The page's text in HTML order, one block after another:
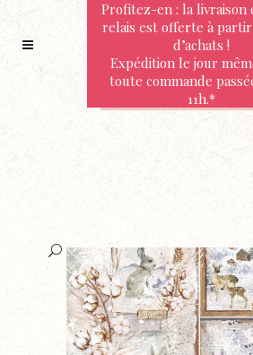
Profitez-en : la livraison
relais est offerte à
d’achats !
Expédition le jour
toute commande
11h.*